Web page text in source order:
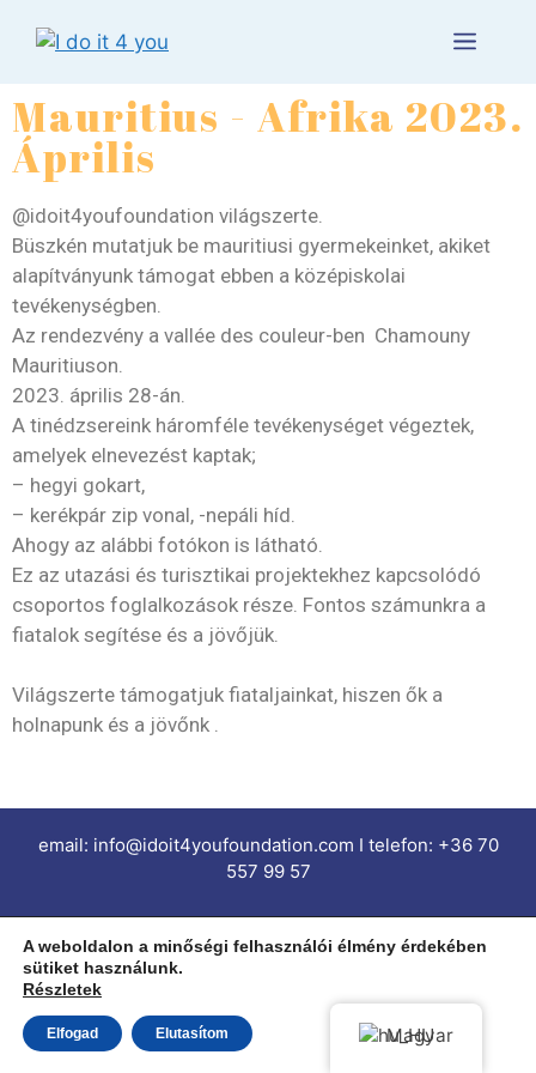
Mauritius - Afrika 2023.
Április
@idoit4youfoundation világszerte.
Büszkén mutatjuk be mauritiusi gyermekeinket, akiket
alapítványunk támogat ebben a középiskolai
tevékenységben.
Az rendezvény a vallée des couleur-ben Chamouny
Mauritiuson.
2023. április 28-án.
A tinédzsereink háromféle tevékenységet végeztek,
amelyek elnevezést kaptak;
– hegyi gokart,
– kerékpár zip vonal, -nepáli híd.
Ahogy az alábbi fotókon is látható.
Ez az utazási és turisztikai projektekhez kapcsolódó
csoportos foglalkozások része. Fontos számunkra a
fiatalok segítése és a jövőjük.
Világszerte támogatjuk fiataljainkat, hiszen ők a
holnapunk és a jövőnk .
email: info@idoit4youfoundation.com I telefon: +36 70
557 99 57
Impresszum I Adatkezelési tájékoztató I
Minden jog fenntartva © 2022 I do it 4 you Foundation
/ Érted Teszem Alapítvány
Magyar
A weboldalon a minőségi felhasználói élmény érdekében
sütiket használunk.
Részletek
Elfogad Elutasítom